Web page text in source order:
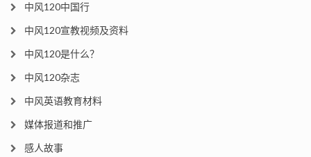
中风120中国行
中风120宣教视频及资料
中风120是什么？
中风120杂志
中风英语教育材料
媒体报道和推广
感人故事